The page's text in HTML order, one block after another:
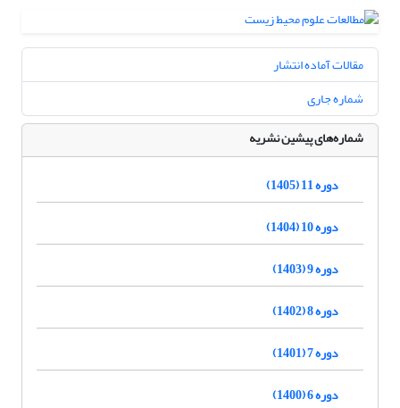
مقالات آماده انتشار
شماره جاری
شماره‌های پیشین نشریه
دوره 11 (1405)
دوره 10 (1404)
دوره 9 (1403)
دوره 8 (1402)
دوره 7 (1401)
دوره 6 (1400)